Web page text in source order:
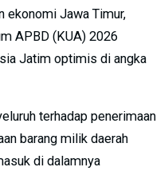
ekonomi Jawa Timur,
APBD (KUA) 2026
Jatim optimis di angka
terhadap penerimaan
barang milik daerah
di dalamnya